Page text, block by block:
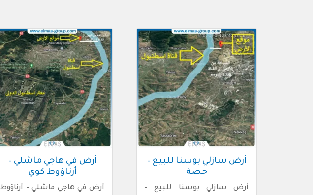
أرض سازلي بوسنا للبيع –
حصة
أرض سازلي بوسنا للبيع –
أرض في هاجي ماشلي –
أرناؤوط كوي
أرض في هاجي ماشلي – أرناؤوط